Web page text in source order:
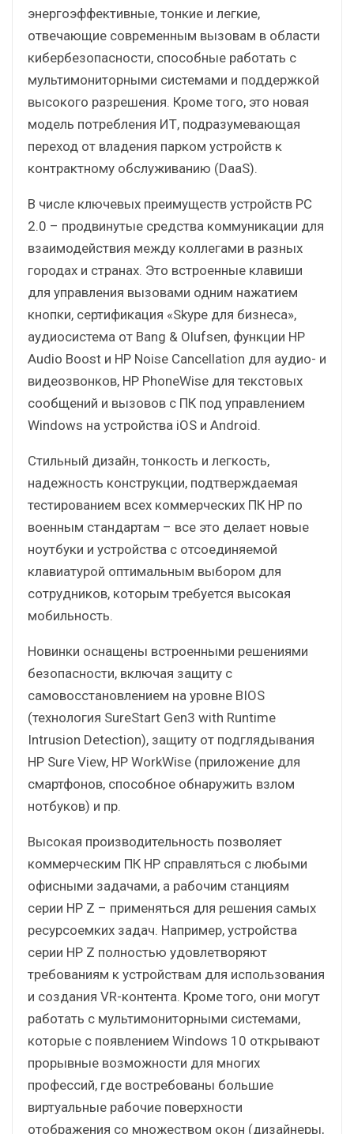
энергоэффективные, тонкие и легкие,
отвечающие современным вызовам в области
кибербезопасности, способные работать с
мультимониторными системами и поддержкой
высокого разрешения. Кроме того, это новая
модель потребления ИТ, подразумевающая
переход от владения парком устройств к
контрактному обслуживанию (DaaS).
В числе ключевых преимуществ устройств PC
2.0 – продвинутые средства коммуникации для
взаимодействия между коллегами в разных
городах и странах. Это встроенные клавиши
для управления вызовами одним нажатием
кнопки, сертификация «Skype для бизнеса»,
аудиосистема от Bang & Olufsen, функции HP
Audio Boost и HP Noise Cancellation для аудио- и
видеозвонков, HP PhoneWise для текстовых
сообщений и вызовов с ПК под управлением
Windows на устройства iOS и Android.
Стильный дизайн, тонкость и легкость,
надежность конструкции, подтверждаемая
тестированием всех коммерческих ПК HP по
военным стандартам – все это делает новые
ноутбуки и устройства с отсоединяемой
клавиатурой оптимальным выбором для
сотрудников, которым требуется высокая
мобильность.
Новинки оснащены встроенными решениями
безопасности, включая защиту с
самовосстановлением на уровне BIOS
(технология SureStart Gen3 with Runtime
Intrusion Detection), защиту от подглядывания
HP Sure View, HP WorkWise (приложение для
смартфонов, способное обнаружить взлом
нотбуков) и пр.
Высокая производительность позволяет
коммерческим ПК HP справляться с любыми
офисными задачами, а рабочим станциям
серии HP Z – применяться для решения самых
ресурсоемких задач. Например, устройства
серии HP Z полностью удовлетворяют
требованиям к устройствам для использования
и создания VR-контента. Кроме того, они могут
работать с мультимониторными системами,
которые с появлением Windows 10 открывают
прорывные возможности для многих
профессий, где востребованы большие
виртуальные рабочие поверхности
отображения со множеством окон (дизайнеры,